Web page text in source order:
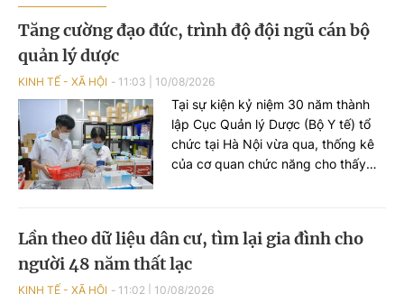
Tăng cường đạo đức, trình độ đội ngũ cán bộ
quản lý dược
KINH TẾ - XÃ HỘI 11:03 10/08/2026
Tại sự kiện kỷ niệm 30 năm thành
lập Cục Quản lý Dược (Bộ Y tế) tổ
chức tại Hà Nội vừa qua, thống kê
của cơ quan chức năng cho thấy
Lần theo dữ liệu dân cư, tìm lại gia đình cho
người 48 năm thất lạc
KINH TẾ - XÃ HỘI 11:02 10/08/2026